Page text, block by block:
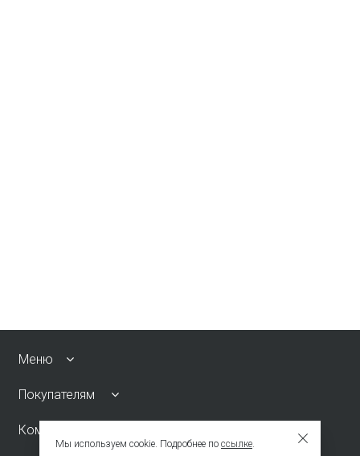
Меню
Покупателям
Компания
Мы используем cookie. Подробнее по ссылке